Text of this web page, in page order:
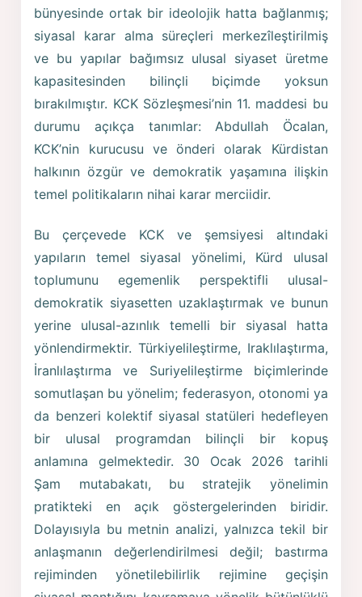
bünyesinde ortak bir ideolojik hatta bağlanmış;
siyasal karar alma süreçleri merkezîleştirilmiş
ve bu yapılar bağımsız ulusal siyaset üretme
kapasitesinden bilinçli biçimde yoksun
bırakılmıştır. KCK Sözleşmesi’nin 11. maddesi bu
durumu açıkça tanımlar: Abdullah Öcalan,
KCK’nin kurucusu ve önderi olarak Kürdistan
halkının özgür ve demokratik yaşamına ilişkin
temel politikaların nihai karar merciidir.
Bu çerçevede KCK ve şemsiyesi altındaki
yapıların temel siyasal yönelimi, Kürd ulusal
toplumunu egemenlik perspektifli ulusal-
demokratik siyasetten uzaklaştırmak ve bunun
yerine ulusal-azınlık temelli bir siyasal hatta
yönlendirmektir. Türkiyelileştirme, Iraklılaştırma,
İranlılaştırma ve Suriyelileştirme biçimlerinde
somutlaşan bu yönelim; federasyon, otonomi ya
da benzeri kolektif siyasal statüleri hedefleyen
bir ulusal programdan bilinçli bir kopuş
anlamına gelmektedir. 30 Ocak 2026 tarihli
Şam mutabakatı, bu stratejik yönelimin
pratikteki en açık göstergelerinden biridir.
Dolayısıyla bu metnin analizi, yalnızca tekil bir
anlaşmanın değerlendirilmesi değil; bastırma
rejiminden yönetilebilirlik rejimine geçişin